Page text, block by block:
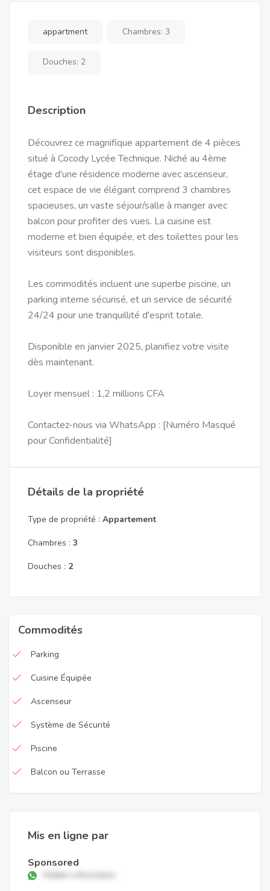
appartment Chambres: 3
Douches: 2
Description
Découvrez ce magnifique appartement de 4 pièces
situé à Cocody Lycée Technique. Niché au 4ème
étage d'une résidence moderne avec ascenseur,
cet espace de vie élégant comprend 3 chambres
spacieuses, un vaste séjour/salle à manger avec
balcon pour profiter des vues. La cuisine est
moderne et bien équipée, et des toilettes pour les
visiteurs sont disponibles.
Les commodités incluent une superbe piscine, un
parking interne sécurisé, et un service de sécurité
24/24 pour une tranquillité d'esprit totale.
Disponible en janvier 2025, planifiez votre visite
dès maintenant.
Loyer mensuel : 1,2 millions CFA
Contactez-nous via WhatsApp : [Numéro Masqué
pour Confidentialité]
Détails de la propriété
Type de propriété : Appartement
Chambres : 3
Douches : 2
Commodités
Parking
Cuisine Équipée
Ascenseur
Système de Sécurité
Piscine
Balcon ou Terrasse
Mis en ligne par
Sponsored